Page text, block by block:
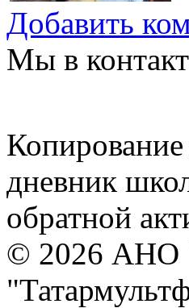
Добавить
Мы в
Копирование
дневник
обратной
© 2026